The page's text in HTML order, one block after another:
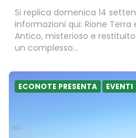
Si replica domenica 14
informazioni qui: Rione Terra
Antico, misterioso e
un complesso…
ECONOTE PRESENTA EVENTI